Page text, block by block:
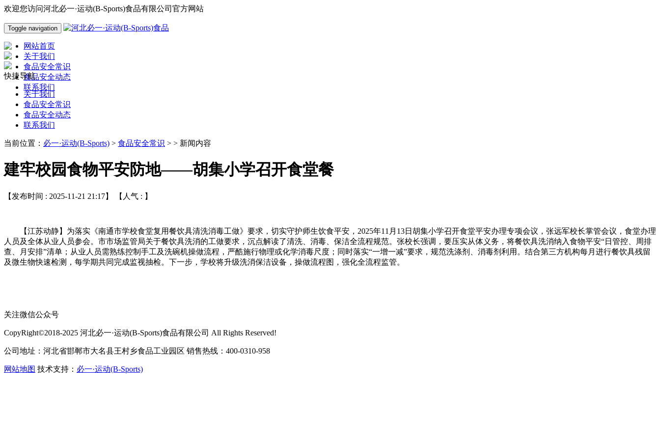
欢迎您访问河北必一·运动(B-Sports)食品有限公司官方网站
Toggle navigation
网站首页
关于我们
食品安全常识
食品安全动态
联系我们
快捷导航
关于我们
食品安全常识
食品安全动态
联系我们
当前位置： 必一·运动(B-Sports) > 食品安全常识 > > 新闻内容
建牢校园食物平安防地——胡集小学召开食堂餐
【发布时间 : 2025-11-21 21:17】 【人气 : 】
【江苏动静】为落实《南通市学校食堂复用餐饮具清洗消毒工做》要求，切实守护师生饮食平安，2025年11月13日胡集小学召开食堂平安办理专项会议，张远军校长掌管会议，食堂办理
人员及全体从业人员参会。市市场监管局关于餐饮具洗消的工做要求，沉点解读了清洗、消毒、保洁全流程规范。张校长强调，要压实从体义务，将餐饮具洗消纳入食物平安“日管控、周排
查、月安排”清单；从业人员需熟练控制手工及洗碗机操做流程，严酷施行物理或化学消毒尺度；同时落实“一增一减”要求，规范洗涤剂、消毒剂利用。结合第三方机构每月进行餐饮具残留
及微生物快速检测，每学期共同完成监视抽检。下一步，学校将升级洗消保洁设备，操做流程图，强化全流程监管。
关注微信公众号
CopyRight©2018-2025 河北必一·运动(B-Sports)食品有限公司 All Rights Reserved!
公司地址：河北省邯郸市大名县王村乡食品工业园区 销售热线：400-0310-958
网站地图 技术支持： 必一·运动(B-Sports)